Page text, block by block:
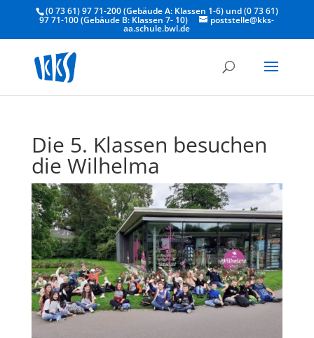
(0 73 61) 97 71-200 (Gebäude A: Klassen 1-6) und (0 73 61)
97 71-100 (Gebäude B: Klassen 7- 10) poststelle@kks-
aa.schule.bwl.de
Die 5. Klassen besuchen
die Wilhelma